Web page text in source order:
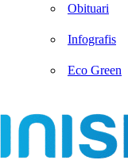
Obituari
Infografis
Eco Green